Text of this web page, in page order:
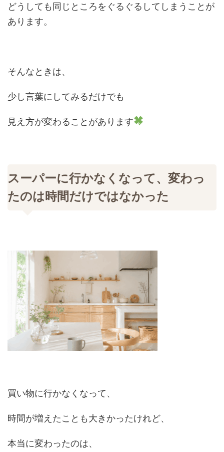
どうしても同じところをぐるぐるしてしまうことが
あります。
そんなときは、
少し言葉にしてみるだけでも
見え方が変わることがあります
スーパーに行かなくなって、変わっ
たのは時間だけではなかった
買い物に行かなくなって、
時間が増えたことも大きかったけれど、
本当に変わったのは、